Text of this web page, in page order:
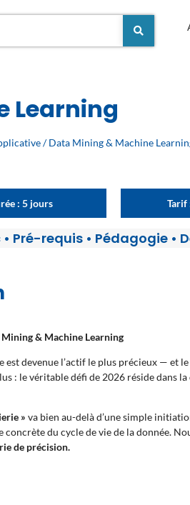
Learning
/ Data Mining & Machine
: 5 jours Tarif
• Pré-requis• Pédagogie•
& Machine Learning
est devenue l’actif le plus précieux — et
: le véritable défi de 2026 réside dans la
» va bien au-delà d’une simple
du cycle de vie de la donnée.
de précision.